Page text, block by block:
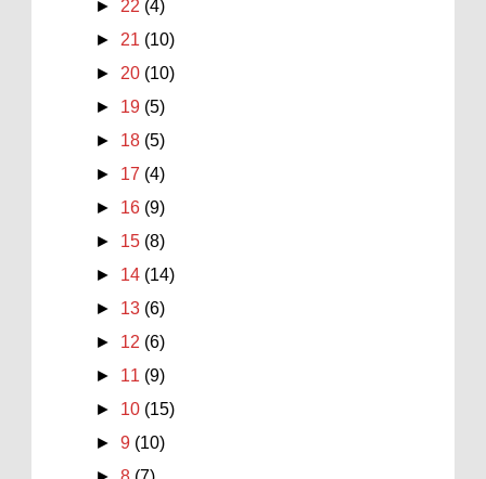
► 22 (4)
► 21 (10)
► 20 (10)
► 19 (5)
► 18 (5)
► 17 (4)
► 16 (9)
► 15 (8)
► 14 (14)
► 13 (6)
► 12 (6)
► 11 (9)
► 10 (15)
►9 (10)